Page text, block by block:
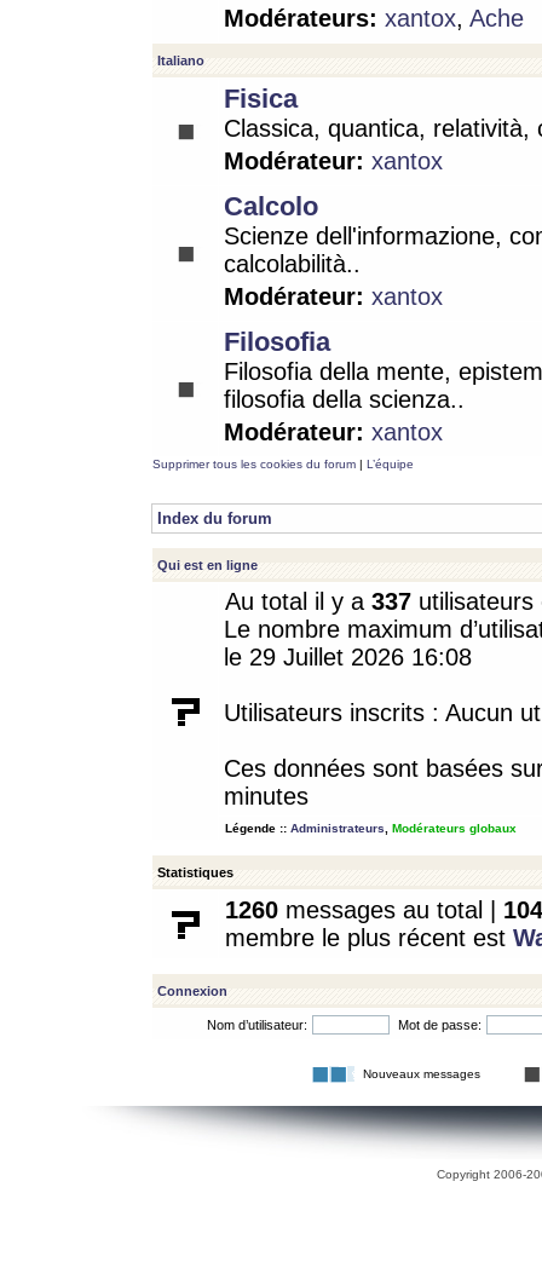
Modérateurs: xantox, Ache
Italiano
Fisica
Classica, quantica, relatività,
Modérateur: xantox
Calcolo
Scienze dell'informazione,
calcolabilità..
Modérateur: xantox
Filosofia
Filosofia della mente,
filosofia della scienza..
Modérateur: xantox
Supprimer tous les cookies du forum | L’équipe
Index du forum
Qui est en ligne
Au total il y a 337
Le nombre maximum
le 29 Juillet 2026 16:08
Utilisateurs inscrits : Aucun
Ces données sont basées
minutes
Légende :: Administrateurs Modérateurs globaux
Statistiques
1260 messages au total | 104
membre le plus récent est
Connexion
Nom d’utilisateur: Mot de passe:
Nouveaux messages
Copyright 2006-